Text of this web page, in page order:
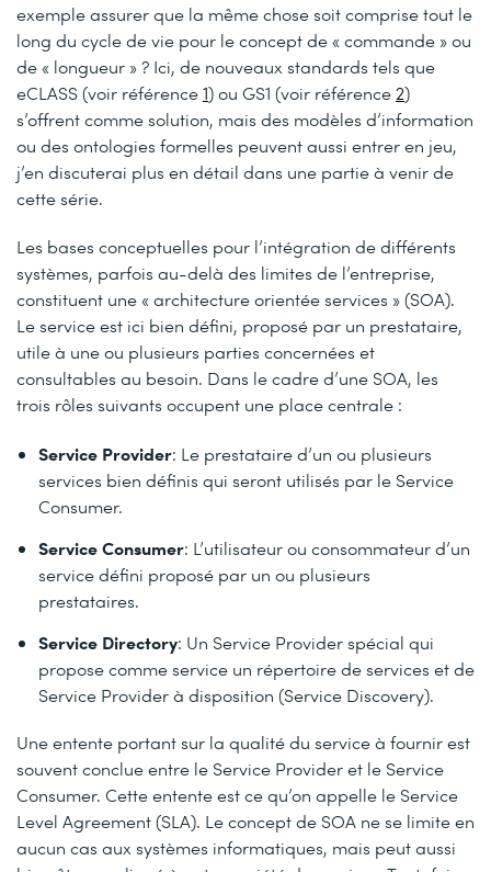
exemple assurer que la même chose soit comprise tout le
long du cycle de vie pour le concept de « commande » ou
de « longueur » ? Ici, de nouveaux standards tels que
eCLASS (voir référence1) ou GS1 (voir référence2)
s’offrent comme solution, mais des modèles d’information
ou des ontologies formelles peuvent aussi entrer en jeu,
j’en discuterai plus en détail dans une partie à venir de
cette série.
Les bases conceptuelles pour l’intégration de différents
systèmes, parfois au-delà des limites de l’entreprise,
constituent une « architecture orientée services » (SOA).
Le service est ici bien défini, proposé par un prestataire,
utile à une ou plusieurs parties concernées et
consultables au besoin. Dans le cadre d’une SOA, les
trois rôles suivants occupent une place centrale :
Service Provider: Le prestataire d’un ou plusieurs
services bien définis qui seront utilisés par le Service
Consumer.
Service Consumer: L’utilisateur ou consommateur d’un
service défini proposé par un ou plusieurs
prestataires.
Service Directory: Un Service Provider spécial qui
propose comme service un répertoire de services et de
Service Provider à disposition (Service Discovery).
Une entente portant sur la qualité du service à fournir est
souvent conclue entre le Service Provider et le Service
Consumer. Cette entente est ce qu’on appelle le Service
Level Agreement (SLA). Le concept de SOA ne se limite en
aucun cas aux systèmes informatiques, mais peut aussi